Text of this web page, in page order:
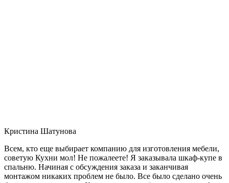
Кристина Шатунова
Всем, кто еще выбирает компанию для изготовления мебели,
советую Кухни мол! Не пожалеете! Я заказывала шкаф-купе в
спальню. Начиная с обсуждения заказа и заканчивая
монтажом никаких проблем не было. Все было сделано очень